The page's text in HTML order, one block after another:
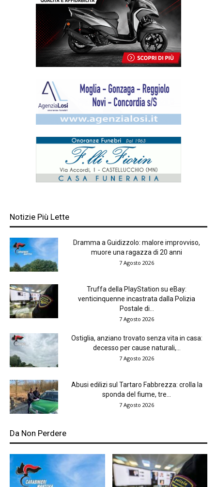
Notizie Più Lette
Dramma a Guidizzolo: malore improvviso,
muore una ragazza di 20 anni
7 Agosto 2026
Truffa della PlayStation su eBay:
venticinquenne incastrata dalla Polizia
Postale di...
7 Agosto 2026
Ostiglia, anziano trovato senza vita in casa:
decesso per cause naturali,...
7 Agosto 2026
Abusi edilizi sul Tartaro Fabbrezza: crolla la
sponda del fiume, tre...
7 Agosto 2026
Da Non Perdere